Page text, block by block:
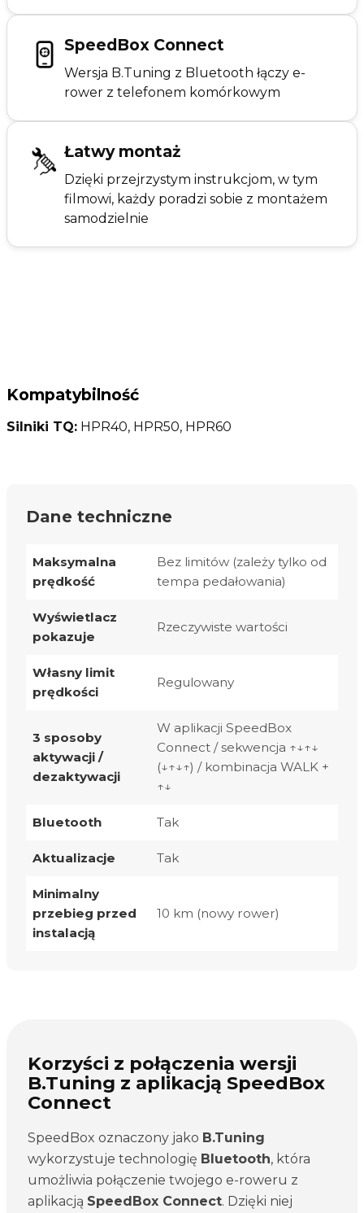
SpeedBox Connect
Wersja B.Tuning z Bluetooth łączy e-
rower z telefonem komórkowym
Łatwy montaż
Dzięki przejrzystym instrukcjom, w tym
filmowi, każdy poradzi sobie z montażem
samodzielnie
Kompatybilność
Silniki TQ: HPR40, HPR50, HPR60
Dane techniczne
Maksymalna
prędkość
Bez limitów (zależy tylko od
tempa pedałowania)
Wyświetlacz
pokazuje
Rzeczywiste wartości
Własny limit
prędkości
Regulowany
3 sposoby
aktywacji /
dezaktywacji
W aplikacji SpeedBox
Connect / sekwencja ↑↓↑↓
(↓↑↓↑) / kombinacja WALK +
↑↓
Bluetooth Tak
Aktualizacje Tak
Minimalny
przebieg przed
instalacją
10 km (nowy rower)
Korzyści z połączenia wersji
B.Tuning z aplikacją SpeedBox
Connect
SpeedBox oznaczony jako B.Tuning
wykorzystuje technologię Bluetooth, która
umożliwia połączenie twojego e-roweru z
aplikacją SpeedBox Connect. Dzięki niej